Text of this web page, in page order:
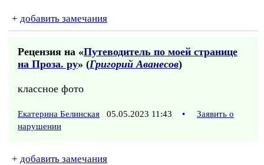
+ добавить замечания
Рецензия на «Путеводитель по моей странице
на Проза. ру» (Григорий Аванесов)
классное фото
Екатерина Белинская 05.05.2023 11:43 •
Заявить о
нарушении
+ добавить замечания